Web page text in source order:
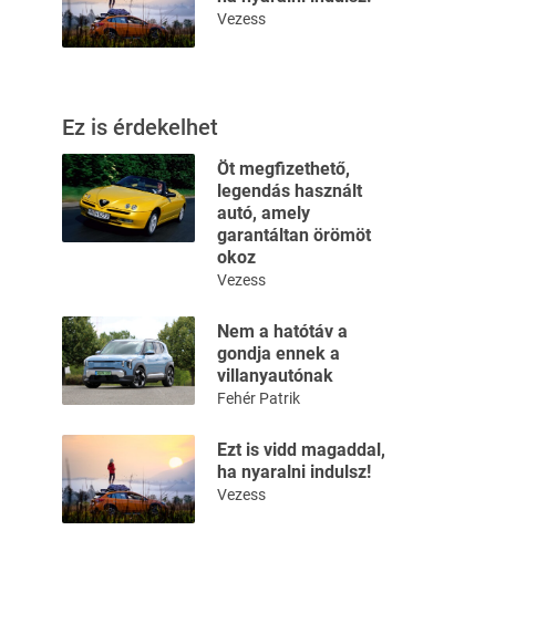
Vezess
Ez is érdekelhet
Öt megfizethető,
legendás használt
autó, amely
garantáltan örömöt
okoz
Vezess
Nem a hatótáv a
gondja ennek a
villanyautónak
Fehér Patrik
Ezt is vidd magaddal,
ha nyaralni indulsz!
Vezess